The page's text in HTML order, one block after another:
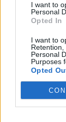
I want to
Personal
Opted In
I want to
Personal
Purposes
Opted
Klose
primo gol
17/07/2011
Lazio:
17/04/2011